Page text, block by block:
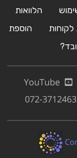
הלוואות
לקוחות
הוספת